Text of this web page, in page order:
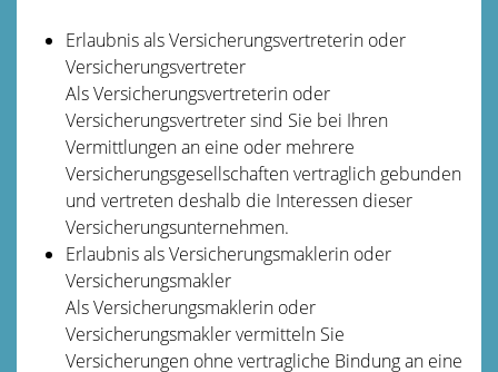
Erlaubnis als Versicherungsvertreterin oder
Versicherungsvertreter
Als Versicherungsvertreterin oder
Versicherungsvertreter sind Sie bei Ihren
Vermittlungen an eine oder mehrere
Versicherungsgesellschaften vertraglich gebunden
und vertreten deshalb die Interessen dieser
Versicherungsunternehmen.
Erlaubnis als Versicherungsmaklerin oder
Versicherungsmakler
Als Versicherungsmaklerin oder
Versicherungsmakler vermitteln Sie
Versicherungen ohne vertragliche Bindung an eine